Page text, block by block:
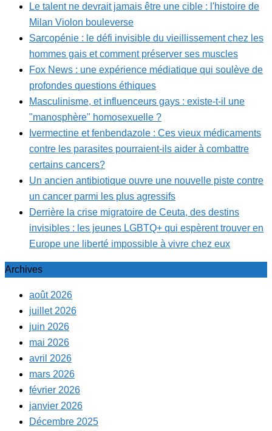
Le talent ne devrait jamais être une cible : l'histoire de
Milan Violon bouleverse
Sarcopénie : le défi invisible du vieillissement chez les
hommes gais et comment préserver ses muscles
Fox News : une expérience médiatique qui soulève de
profondes questions éthiques
Masculinisme, et influenceurs gays : existe-t-il une
"manosphère" homosexuelle ?
Ivermectine et fenbendazole : Ces vieux médicaments
contre les parasites pourraient-ils aider à combattre
certains cancers?
Un ancien antibiotique ouvre une nouvelle piste contre
un cancer parmi les plus agressifs
Derrière la crise migratoire de Ceuta, des destins
invisibles : les jeunes LGBTQ+ qui espèrent trouver en
Europe une liberté impossible à vivre chez eux
Archives
août 2026
juillet 2026
juin 2026
mai 2026
avril 2026
mars 2026
février 2026
janvier 2026
Décembre 2025